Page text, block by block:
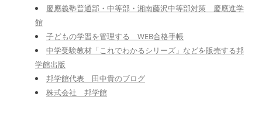
慶應義塾普通部・中等部・湘南藤沢中等部対策 慶應進学
館
子どもの学習を管理する WEB合格手帳
中学受験教材「これでわかるシリーズ」などを販売する邦
学館出版
邦学館代表 田中貴のブログ
株式会社 邦学館